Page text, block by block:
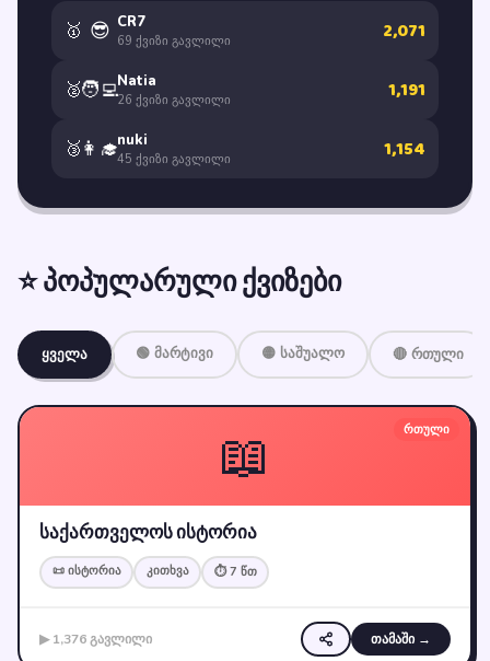
🥇 😎 CR7
69 ქვიზი გავლილი 2,071
🥈🧑‍💻Natia
26 ქვიზი გავლილი 1,191
🥉👩‍🎓nuki
45 ქვიზი გავლილი 1,154
⭐ პოპულარული ქვიზები
ყველა 🟢 მარტივი 🟡 საშუალო 🔴 რთული
📖 რთული
საქართველოს ისტორია
📜 ისტორია კითხვა ⏱ 7 წთ
▶ 1,376 გავლილი თამაში →